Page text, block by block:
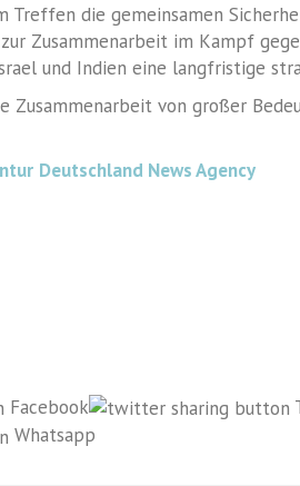
Treffen die gemeinsamen
Zusammenarbeit im Kampf
und Indien eine langfristige
Zusammenarbeit von großer
Deutschland News Agency
Facebook
Whatsapp